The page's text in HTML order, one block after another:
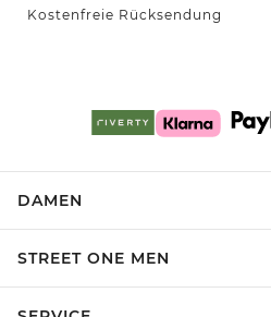
Kostenfreie Rücksendung
DAMEN
STREET ONE MEN